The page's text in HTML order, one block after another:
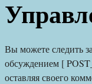
Вы можете следить за
обсуждением [
оставляя своего